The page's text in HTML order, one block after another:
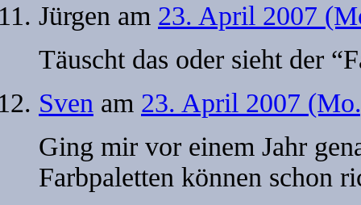
Jürgen am 23. April 2007
Täuscht das oder sieht der
Sven am 23. April 2007
Ging mir vor einem Jahr
Farbpaletten können schon